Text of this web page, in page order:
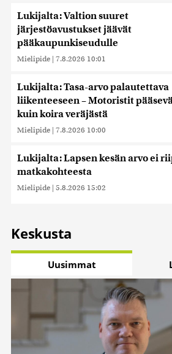
Lukijalta: Valtion suuret
järjestöavustukset jäävät
pääkaupunkiseudulle
Mielipide | 7.8.2026 10:01
Lukijalta: Tasa-arvo palautettava
liikenteeseen – Motoristit
kuin koira veräjästä
Mielipide | 7.8.2026 10:00
Lukijalta: Lapsen kesän arvo ei
matkakohteesta
Mielipide | 5.8.2026 15:02
Keskusta
Uusimmat